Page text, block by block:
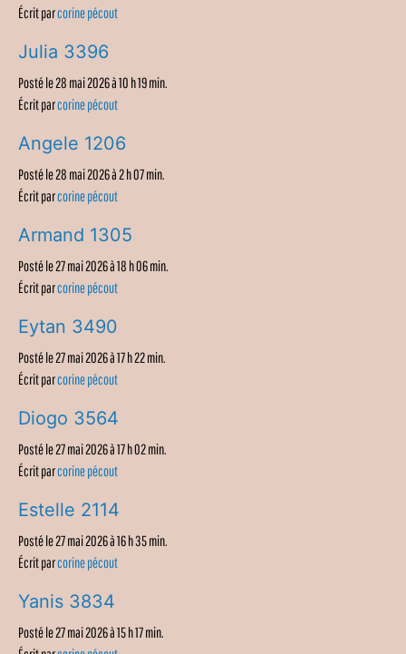
Écrit parcorine pécout
Julia 3396
Posté le 28 mai 2026 à 10 h 19 min.
Écrit parcorine pécout
Angele 1206
Posté le 28 mai 2026 à 2 h 07 min.
Écrit parcorine pécout
Armand 1305
Posté le 27 mai 2026 à 18 h 06 min.
Écrit parcorine pécout
Eytan 3490
Posté le 27 mai 2026 à 17 h 22 min.
Écrit parcorine pécout
Diogo 3564
Posté le 27 mai 2026 à 17 h 02 min.
Écrit parcorine pécout
Estelle 2114
Posté le 27 mai 2026 à 16 h 35 min.
Écrit parcorine pécout
Yanis 3834
Posté le 27 mai 2026 à 15 h 17 min.